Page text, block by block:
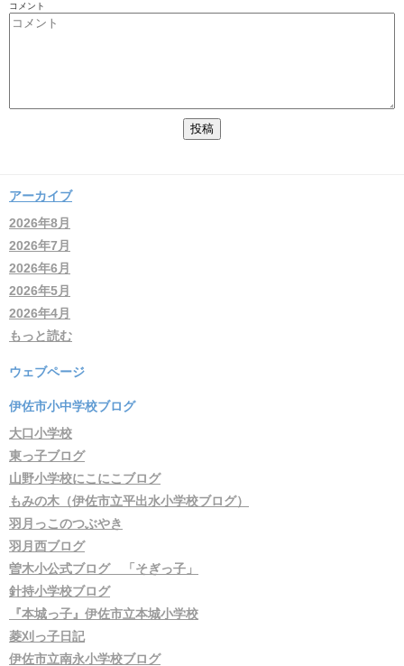
コメント
アーカイブ
2026年8月
2026年7月
2026年6月
2026年5月
2026年4月
もっと読む
ウェブページ
伊佐市小中学校ブログ
大口小学校
東っ子ブログ
山野小学校にこにこブログ
もみの木（伊佐市立平出水小学校ブログ）
羽月っこのつぶやき
羽月西ブログ
曽木小公式ブログ 「そぎっ子」
針持小学校ブログ
『本城っ子』伊佐市立本城小学校
菱刈っ子日記
伊佐市立南永小学校ブログ